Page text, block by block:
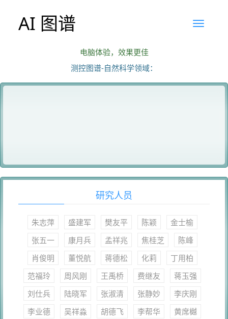
AI 图谱
电脑体验，效果更佳
测控图谱-自然科学领域：
研究人员
朱志萍 盛建军 樊友平 陈颖
金士榆
张五一
康月兵 孟祥兆 焦桂芝
陈峰
肖俊明
董悦航 蒋德松 化莉
丁用柏
范福玲
周风刚 王禹桥 费继友
蒋玉强
刘仕兵
陆晓军 张淑清 张静妙
李庆刚
李业德
吴祥淼 胡德飞 李帮华 黄席樾